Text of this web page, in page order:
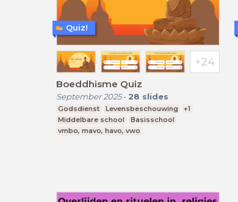
Boeddhisme Quiz
September 2025- 28 slides
Godsdienst Levensbeschouwing
+1
Middelbare school
Basisschool
vmbo, mavo, havo, vwo
Quiz!